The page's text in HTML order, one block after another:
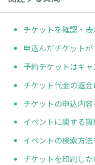
チケットを確認・
申込んだチケット
予約チケットはキ
チケット代金の返
チケットの申込内
イベントに関する
イベントの検索方
チケットを印刷し